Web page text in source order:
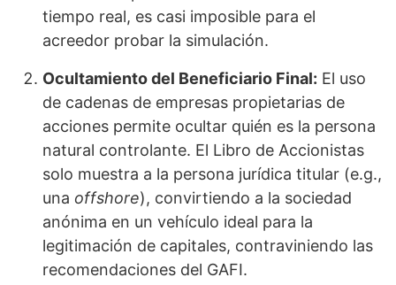
tiempo real, es casi imposible para el
acreedor probar la simulación.
Ocultamiento del Beneficiario Final: El uso
de cadenas de empresas propietarias de
acciones permite ocultar quién es la persona
natural controlante. El Libro de Accionistas
solo muestra a la persona jurídica titular (e.g.,
una offshore), convirtiendo a la sociedad
anónima en un vehículo ideal para la
legitimación de capitales, contraviniendo las
recomendaciones del GAFI.